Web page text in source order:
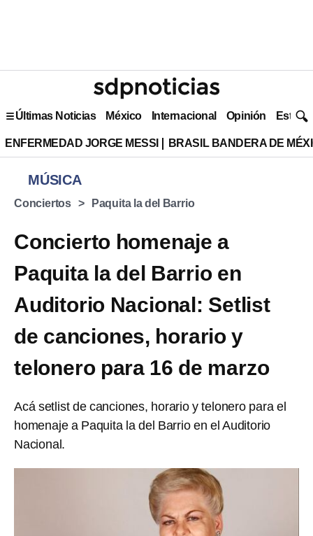
Últimas Noticias México Internacional Opinión Estilo
ENFERMEDAD JORGE MESSI BRASIL BANDERA DE
MÚSICA
Conciertos Paquita la del Barrio
Concierto homenaje a
Paquita la del Barrio en
Auditorio Nacional: Setlist
de canciones, horario y
telonero para 16 de marzo
Acá setlist de canciones, horario y telonero para el
homenaje a Paquita la del Barrio en el Auditorio
Nacional.